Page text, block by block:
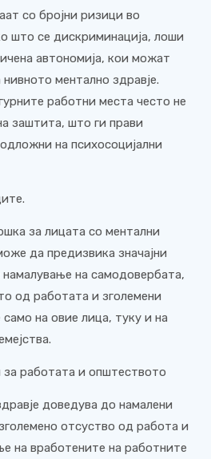
со бројни ризици во
што се дискриминација, лоши
автономија, кои можат
ментално здравје.
работни места често не
заштита, што ги прави
на психосоцијални
за лицата со ментални
да предизвика значајни
на самодовербата,
од работата и зголемени
на овие лица, туку и на
работата и општеството
доведува до намалени
отсуство од работа и
на вработените на работните